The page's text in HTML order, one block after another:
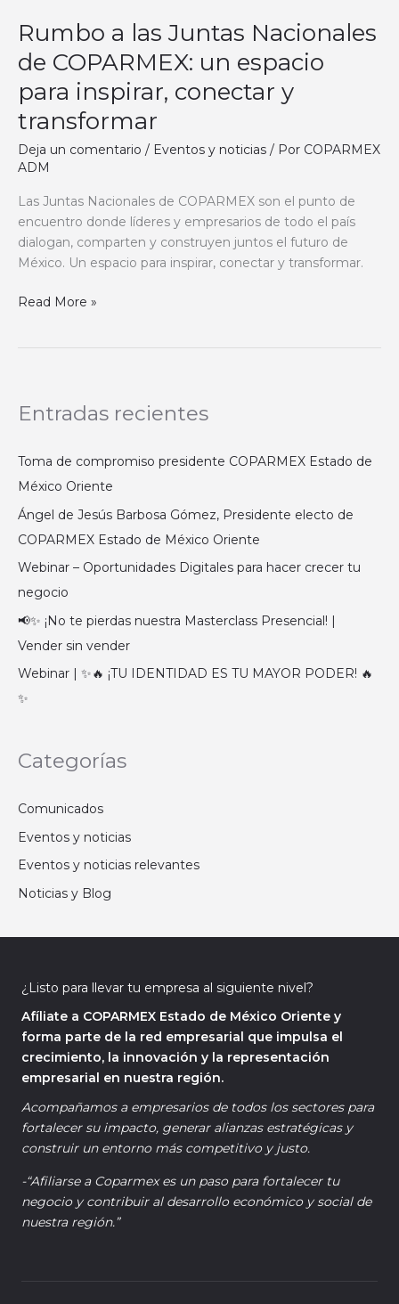
Rumbo a las Juntas Nacionales
de COPARMEX: un espacio
para inspirar, conectar y
transformar
Deja un comentario / Eventos y noticias / Por COPARMEX
ADM
Las Juntas Nacionales de COPARMEX son el punto de
encuentro donde líderes y empresarios de todo el país
dialogan, comparten y construyen juntos el futuro de
México. Un espacio para inspirar, conectar y transformar.
las
Juntas
Nacionales
de
COPARMEX:
un
espacio
para
inspirar,
conectar
transformar
Read More »
Entradas recientes
Toma de compromiso presidente COPARMEX Estado de
México Oriente
Ángel de Jesús Barbosa Gómez, Presidente electo de
COPARMEX Estado de México Oriente
Webinar – Oportunidades Digitales para hacer crecer tu
negocio
📢✨ ¡No te pierdas nuestra Masterclass Presencial! |
Vender sin vender
Webinar | ✨🔥 ¡TU IDENTIDAD ES TU MAYOR PODER! 🔥
✨
Categorías
Comunicados
Eventos y noticias
Eventos y noticias relevantes
Noticias y Blog
¿Listo para llevar tu empresa al siguiente nivel?
Afíliate a COPARMEX Estado de México Oriente y
forma parte de la red empresarial que impulsa el
crecimiento, la innovación y la representación
empresarial en nuestra región.
Acompañamos a empresarios de todos los sectores para
fortalecer su impacto, generar alianzas estratégicas y
construir un entorno más competitivo y justo.
-“Afiliarse a Coparmex es un paso para fortalecer tu
negocio y contribuir al desarrollo económico y social de
nuestra región.”